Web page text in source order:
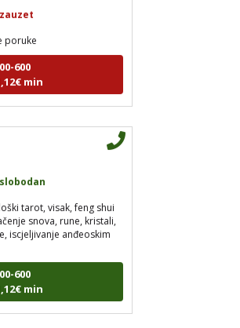
600
min
tarot, visak, feng shui
snova, rune, kristali,
iscjeljivanje anđeoskim
600
min